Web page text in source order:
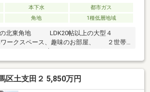
本下水
都市ガス
角地 1種低層地域
の北東角地 LDK20帖以上の大型４
クスペース、趣味のお部屋、 ２世帯
レージ、 お庭でのガーデニングやBBQ
を詰め込めるサイズ感です ●２線利用可
「光が丘」駅徒歩22分 ・西武池袋線「石
Life Information〇まいばすけっと練馬谷原
ｍ）〇ウエルシア練馬高松店 徒歩約7
区土支田２ 5,850万円